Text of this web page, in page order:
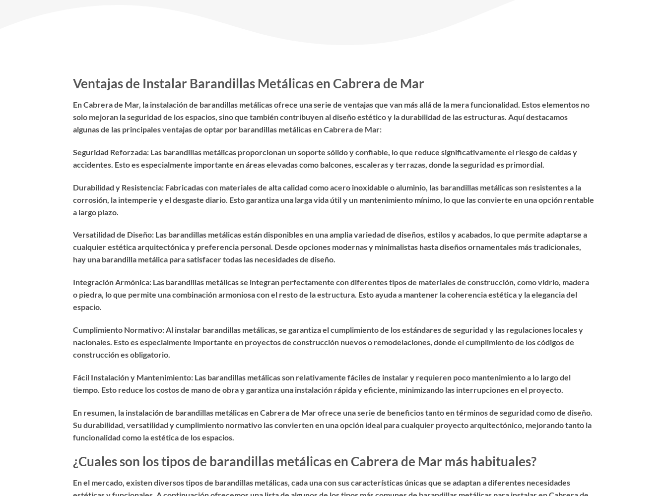
Ventajas de Instalar Barandillas Metálicas en Cabrera de Mar
En Cabrera de Mar, la instalación de barandillas metálicas ofrece una serie de ventajas que van más allá de la mera funcionalidad. Estos elementos no
solo mejoran la seguridad de los espacios, sino que también contribuyen al diseño estético y la durabilidad de las estructuras. Aquí destacamos
algunas de las principales ventajas de optar por barandillas metálicas en Cabrera de Mar:
Seguridad Reforzada: Las barandillas metálicas proporcionan un soporte sólido y confiable, lo que reduce significativamente el riesgo de caídas y
accidentes. Esto es especialmente importante en áreas elevadas como balcones, escaleras y terrazas, donde la seguridad es primordial.
Durabilidad y Resistencia: Fabricadas con materiales de alta calidad como acero inoxidable o aluminio, las barandillas metálicas son resistentes a la
corrosión, la intemperie y el desgaste diario. Esto garantiza una larga vida útil y un mantenimiento mínimo, lo que las convierte en una opción rentable
a largo plazo.
Versatilidad de Diseño: Las barandillas metálicas están disponibles en una amplia variedad de diseños, estilos y acabados, lo que permite adaptarse a
cualquier estética arquitectónica y preferencia personal. Desde opciones modernas y minimalistas hasta diseños ornamentales más tradicionales,
hay una barandilla metálica para satisfacer todas las necesidades de diseño.
Integración Armónica: Las barandillas metálicas se integran perfectamente con diferentes tipos de materiales de construcción, como vidrio, madera
o piedra, lo que permite una combinación armoniosa con el resto de la estructura. Esto ayuda a mantener la coherencia estética y la elegancia del
espacio.
Cumplimiento Normativo: Al instalar barandillas metálicas, se garantiza el cumplimiento de los estándares de seguridad y las regulaciones locales y
nacionales. Esto es especialmente importante en proyectos de construcción nuevos o remodelaciones, donde el cumplimiento de los códigos de
construcción es obligatorio.
Fácil Instalación y Mantenimiento: Las barandillas metálicas son relativamente fáciles de instalar y requieren poco mantenimiento a lo largo del
tiempo. Esto reduce los costos de mano de obra y garantiza una instalación rápida y eficiente, minimizando las interrupciones en el proyecto.
En resumen, la instalación de barandillas metálicas en Cabrera de Mar ofrece una serie de beneficios tanto en términos de seguridad como de diseño.
Su durabilidad, versatilidad y cumplimiento normativo las convierten en una opción ideal para cualquier proyecto arquitectónico, mejorando tanto la
funcionalidad como la estética de los espacios.
¿Cuales son los tipos de barandillas metálicas en Cabrera de Mar más habituales?
En el mercado, existen diversos tipos de barandillas metálicas, cada una con sus características únicas que se adaptan a diferentes necesidades